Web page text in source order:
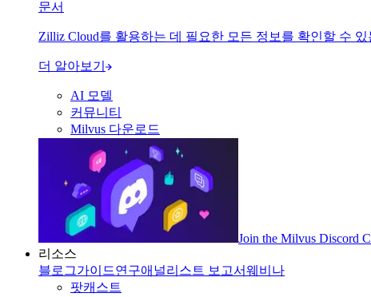
문서
Zilliz Cloud를 활용하는 데 필요한 모든 정보를 확인할 수
더 알아보기
AI 모델
커뮤니티
Milvus 다운로드
Join the Milvus Discord
리소스
블로그가이드연구애널리스트 보고서웨비나
팟캐스트